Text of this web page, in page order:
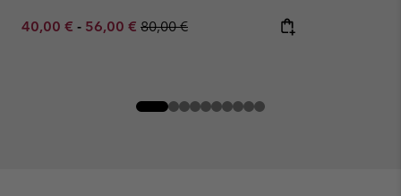
Minimum sale price:
40,00 € - Maximum sale price:
56,00 € Regular price:
80,00 €